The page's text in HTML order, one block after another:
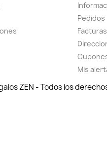
Pedidos
Mis
ZEN - Todos los